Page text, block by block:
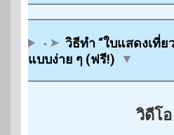
⬩➤ วิธีทำ “ใบแสดงเที่ย
แบบง่าย ๆ (ฟรี!)
▼
วิดีโอ